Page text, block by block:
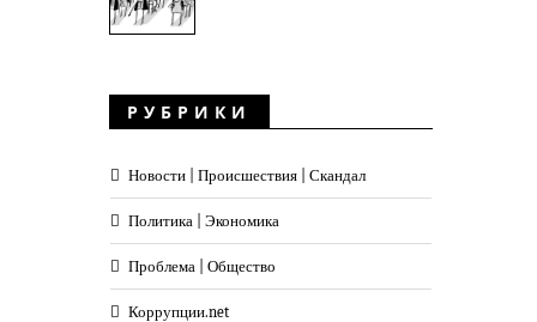
РУБРИКИ
Новости | Происшествия | Скандал
Политика | Экономика
Проблема | Общество
Коррупции.net